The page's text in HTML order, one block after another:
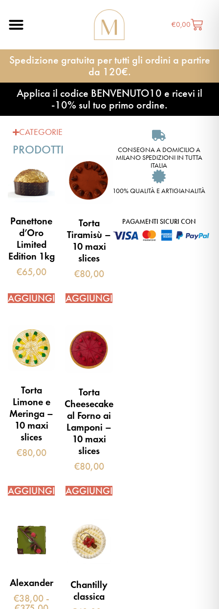
€0,00
Spedizione gratuita per tutti gli ordini a partire
da 120€.
Applica il codice BENVENUTO10 e ricevi il
-10% sul tuo primo ordine.
CATEGORIE
PRODOTTI
Panettone
d’Oro
Limited
Edition 1kg
€65,00
AGGIUNGI
Torta
Tiramisù –
10 maxi
slices
€80,00
AGGIUNGI
Torta
Limone e
Meringa –
10 maxi
slices
€80,00
AGGIUNGI
Torta
Cheesecake
al Forno ai
Lamponi –
10 maxi
slices
€80,00
AGGIUNGI
Alexander
€38,00 -
Chantilly
classica
CONSEGNA A DOMICILIO A
MILANO SPEDIZIONI IN TUTTA
ITALIA
100% QUALITÀ E ARTIGIANALITÀ
PAGAMENTI SICURI CON